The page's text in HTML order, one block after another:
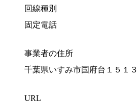
回線種別
固定電話
事業者の住所
千葉県いすみ市国府台１５１３
URL